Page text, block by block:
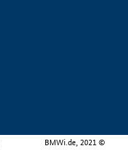
BMWi.de, 2021 ©